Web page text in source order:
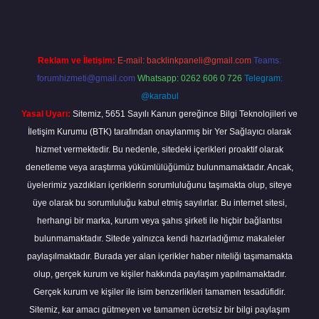
Reklam ve İletişim: E-mail: backlinkpaneli@gmail.com Teams:
forumhizmeti@gmail.com Whatsapp: 0262 606 0 726 Telegram:
@karabul
Yasal Uyarı: Sitemiz, 5651 Sayılı Kanun gereğince Bilgi Teknolojileri ve
İletişim Kurumu (BTK) tarafından onaylanmış bir Yer Sağlayıcı olarak
hizmet vermektedir. Bu nedenle, sitedeki içerikleri proaktif olarak
denetleme veya araştırma yükümlülüğümüz bulunmamaktadır. Ancak,
üyelerimiz yazdıkları içeriklerin sorumluluğunu taşımakta olup, siteye
üye olarak bu sorumluluğu kabul etmiş sayılırlar. Bu internet sitesi,
herhangi bir marka, kurum veya şahıs şirketi ile hiçbir bağlantısı
bulunmamaktadır. Sitede yalnızca kendi hazırladığımız makaleler
paylaşılmaktadır. Burada yer alan içerikler haber niteliği taşımamakta
olup, gerçek kurum ve kişiler hakkında paylaşım yapılmamaktadır.
Gerçek kurum ve kişiler ile isim benzerlikleri tamamen tesadüfidir.
Sitemiz, kar amacı gütmeyen ve tamamen ücretsiz bir bilgi paylaşım